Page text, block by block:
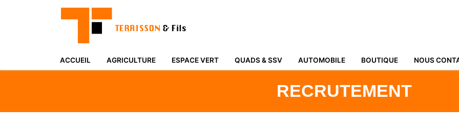
ACCUEIL AGRICULTURE ESPACE VERT QUADS & SSV AUTOMOBILE BOUTIQUE NOUS
RECRUTEMENT